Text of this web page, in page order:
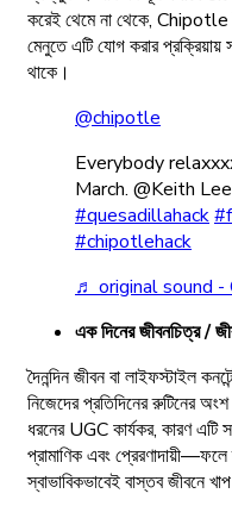
করেই থেমে না থেকে, Chipotle
মেনুতে এটি যোগ করার
থাকে।
@chipotle
Everybody
March. @Keith
#quesadillahack
#chipotlehack
♬ original sound -
এক দিনের জীবনচিত্র /
দৈনন্দিন জীবন বা লাইফস্টাইল
নিজেদের প্রতিদিনের রুটিনের
ধরনের UGC কার্যকর, কারণ এটি
প্রামাণিক এবং
স্বাভাবিকভাবেই বাস্তব জীবনে